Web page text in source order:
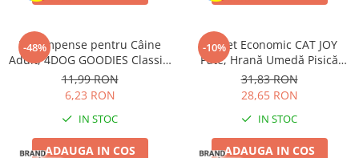
-48%
Recompense pentru Câine
Adult, 4DOG GOODIES Classic,
Sticks cu Pui și Orez, 100g
11,99 RON
6,23 RON
IN STOC
ADAUGA IN COS
-10%
Pachet Economic CAT JOY
Pate, Hrană Umedă Pisică
Adult, Pește, 16x100g
31,83 RON
28,65 RON
IN STOC
ADAUGA IN COS